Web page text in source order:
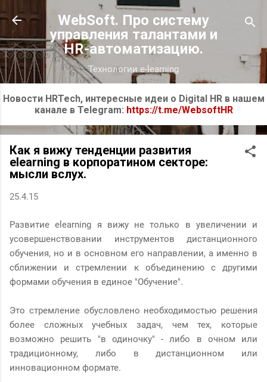
К основному контенту
WebSoft. Про систему
управления талантами и
HR-автоматизацию.
Технологии e-learning
Новости HRTech, интересные идеи о Digital HR в нашем
канале в Telegram: https://t.me/WebsoftHR
Как я вижу тенденции развития
elearning в корпоратином секторе:
мысли вслух.
25.4.15
Развитие elearning я вижу не только в увеличении и
усовершенствовании инструментов дистанционного
обучения, но и в основном его направлении, а именно в
сближении и стремлении к объединению с другими
формами обучения в единое "Обучение".
Это стремление обусловлено необходимостью решения
более сложных учебных задач, чем тех, которые
возможно решить "в одиночку" - либо в очном или
традиционному, либо в дистанционном или
инновационном формате.